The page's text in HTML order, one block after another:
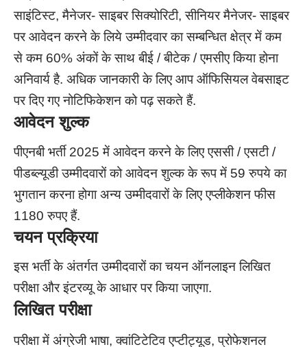
साइंटिस्ट, मैनेजर- साइबर सिक्योरिटी, सीनियर मैनेजर- साइबर
पर आवेदन करने के लिये उम्मीदवार का सम्बन्धित क्षेत्र में कम
से कम 60% अंकों के साथ बीई / बीटेक / एमसीए किया होना
अनिवार्य है. अधिक जानकारी के लिए आप ऑफिसियल वेबसाइट
पर दिए गए नोटिफिकेशन को पढ़ सकते हैं.
आवेदन शुल्क
पीएनबी भर्ती 2025 में आवेदन करने के लिए एससी / एसटी /
पीडब्ल्यूडी उम्मीदवारों को आवेदन शुल्क के रूप में 59 रुपये का
भुगतान करना होगा अन्य उम्मीदवारों के लिए एप्लीकेशन फीस
1180 रुपए हैं.
चयन प्रक्रिया
इस भर्ती के अंतर्गत उम्मीदवारों का चयन ऑनलाइन लिखित
परीक्षा और इंटरव्यू के आधार पर किया जाएगा.
लिखित परीक्षा
परीक्षा में अंग्रेजी भाषा, क्वांटिटेटिव एप्टीट्यूड, प्रोफेशनल